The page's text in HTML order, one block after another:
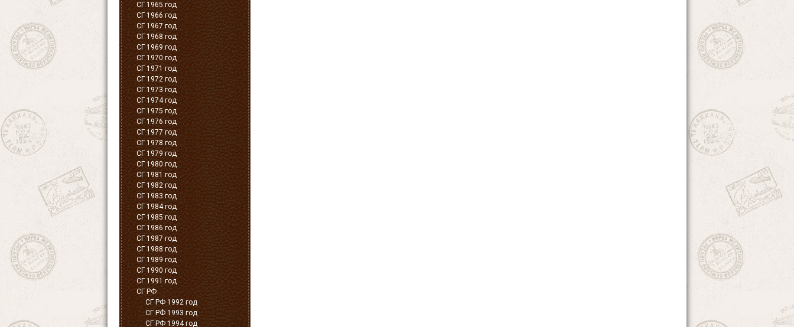
СГ 1965 год
СГ 1966 год
СГ 1967 год
СГ 1968 год
СГ 1969 год
СГ 1970 год
СГ 1971 год
СГ 1972 год
СГ 1973 год
СГ 1974 год
СГ 1975 год
СГ 1976 год
СГ 1977 год
СГ 1978 год
СГ 1979 год
СГ 1980 год
СГ 1981 год
СГ 1982 год
СГ 1983 год
СГ 1984 год
СГ 1985 год
СГ 1986 год
СГ 1987 год
СГ 1988 год
СГ 1989 год
СГ 1990 год
СГ 1991 год
СГ РФ
СГ РФ 1992 год
СГ РФ 1993 год
СГ РФ 1994 год